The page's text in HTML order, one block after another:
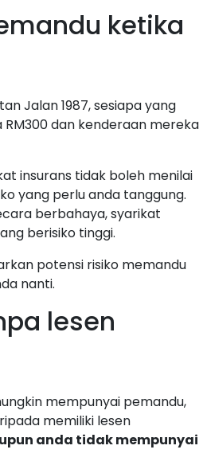
ketika
Jalan 1987, sesiapa yang
dan kenderaan mereka
insurans tidak boleh menilai
yang perlu anda tanggung.
berbahaya, syarikat
berisiko tinggi.
potensi risiko memandu
nanti.
lesen
mempunyai pemandu,
memiliki lesen
anda tidak mempunyai